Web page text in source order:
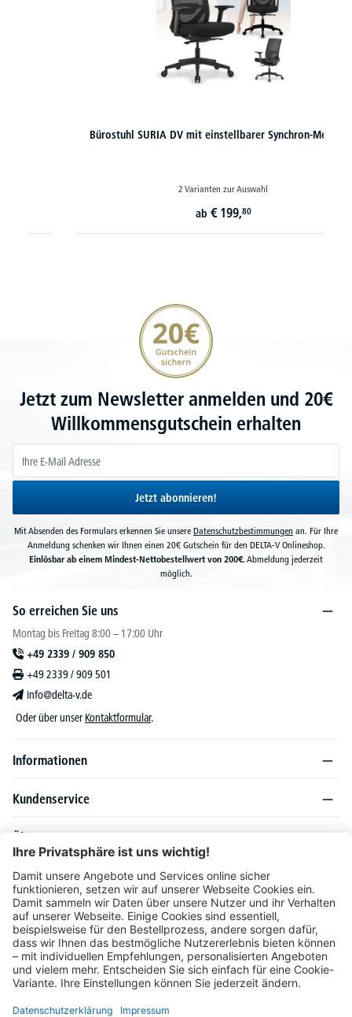
Bürostuhl SURIA DV mit einstellbarer Synchron-Mechanik
2 Varianten zur Auswahl
80
20€ Gutschein sichern
Jetzt zum Newsletter anmelden und 20€
Willkommensgutschein erhalten
Jetzt abonnieren!
Mit Absenden des Formulars erkennen Sie unsere Datenschutzbestimmungen an. Für Ihre
Anmeldung schenken wir Ihnen einen 20€ Gutschein für den DELTA-V Onlineshop.
Einlösbar ab einem Mindest-Nettobestellwert von 200€.Abmeldung jederzeit
möglich.
So erreichen Sie uns
Montag bis Freitag 8:00 – 17:00 Uhr
+49 2339 / 909 850
+49 2339 / 909 501
info@delta-v.de
Oder über unser Kontaktformular.
Informationen
Kundenservice
Über DELTA-V
Produktsortiment
Ratgeber
Folgen Sie uns auch auf